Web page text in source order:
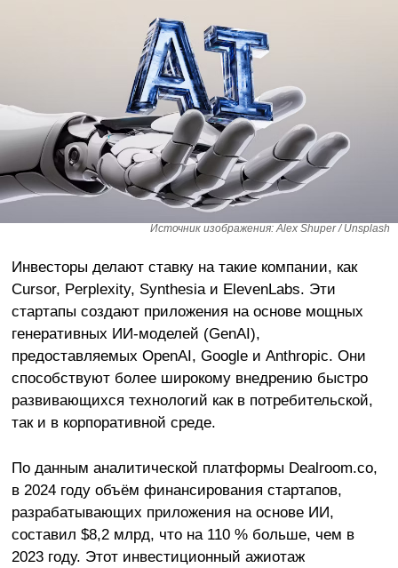
Источник изображения: Alex Shuper / Unsplash
Инвесторы делают ставку на такие компании, как
Cursor, Perplexity, Synthesia и ElevenLabs. Эти
стартапы создают приложения на основе мощных
генеративных ИИ-моделей (GenAI),
предоставляемых OpenAI, Google и Anthropic. Они
способствуют более широкому внедрению быстро
развивающихся технологий как в потребительской,
так и в корпоративной среде.
По данным аналитической платформы Dealroom.co,
в 2024 году объём финансирования стартапов,
разрабатывающих приложения на основе ИИ,
составил $8,2 млрд, что на 110 % больше, чем в
2023 году. Этот инвестиционный ажиотаж